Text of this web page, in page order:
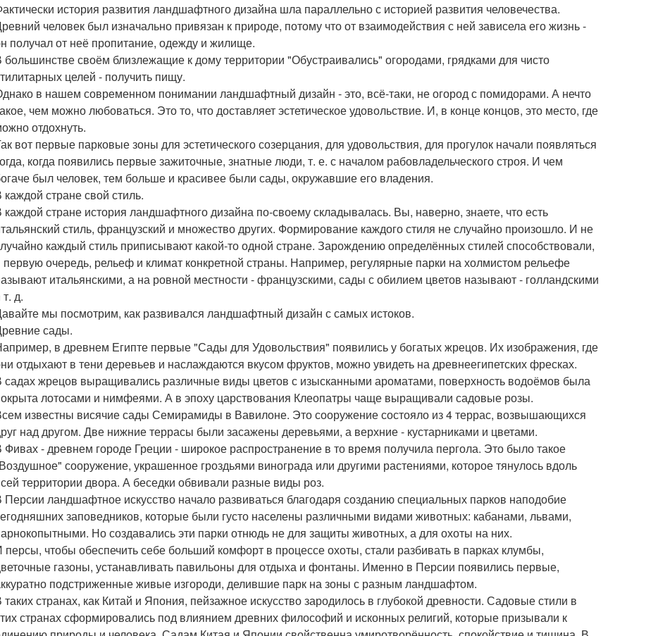
история развития ландшафтного дизайна шла параллельно с историей развития человечества.
человек был изначально привязан к природе, потому что от взаимодействия с ней зависела его жизнь -
получал от неё пропитание, одежду и жилище.
большинстве своём близлежащие к дому территории "Обустраивались" огородами, грядками для чисто
целей - получить пищу.
в нашем современном понимании ландшафтный дизайн - это, всё-таки, не огород с помидорами. А нечто
чем можно любоваться. Это то, что доставляет эстетическое удовольствие. И, в конце концов, это место, где
отдохнуть.
вот первые парковые зоны для эстетического созерцания, для удовольствия, для прогулок начали появляться
когда появились первые зажиточные, знатные люди, т. е. с началом рабовладельческого строя. И чем
был человек, тем больше и красивее были сады, окружавшие его владения.
каждой стране свой стиль.
каждой стране история ландшафтного дизайна по-своему складывалась. Вы, наверно, знаете, что есть
стиль, французский и множество других. Формирование каждого стиля не случайно произошло. И не
каждый стиль приписывают какой-то одной стране. Зарождению определённых стилей способствовали,
первую очередь, рельеф и климат конкретной страны. Например, регулярные парки на холмистом рельефе
итальянскими, а на ровной местности - французскими, сады с обилием цветов называют - голландскими
т. д.
мы посмотрим, как развивался ландшафтный дизайн с самых истоков.
сады.
в древнем Египте первые "Сады для Удовольствия" появились у богатых жрецов. Их изображения, где
отдыхают в тени деревьев и наслаждаются вкусом фруктов, можно увидеть на древнеегипетских фресках.
садах жрецов выращивались различные виды цветов с изысканными ароматами, поверхность водоёмов была
лотосами и нимфеями. А в эпоху царствования Клеопатры чаще выращивали садовые розы.
известны висячие сады Семирамиды в Вавилоне. Это сооружение состояло из 4 террас, возвышающихся
над другом. Две нижние террасы были засажены деревьями, а верхние - кустарниками и цветами.
Фивах - древнем городе Греции - широкое распространение в то время получила пергола. Это было такое
сооружение, украшенное гроздьями винограда или другими растениями, которое тянулось вдоль
территории двора. А беседки обвивали разные виды роз.
Персии ландшафтное искусство начало развиваться благодаря созданию специальных парков наподобие
заповедников, которые были густо населены различными видами животных: кабанами, львами,
Но создавались эти парки отнюдь не для защиты животных, а для охоты на них.
персы, чтобы обеспечить себе больший комфорт в процессе охоты, стали разбивать в парках клумбы,
газоны, устанавливать павильоны для отдыха и фонтаны. Именно в Персии появились первые,
подстриженные живые изгороди, делившие парк на зоны с разным ландшафтом.
таких странах, как Китай и Япония, пейзажное искусство зародилось в глубокой древности. Садовые стили в
странах сформировались под влиянием древних философий и исконных религий, которые призывали к